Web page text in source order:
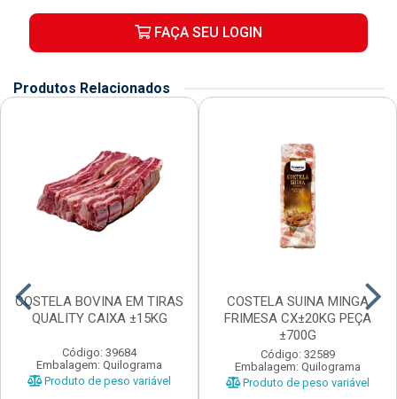
FAÇA SEU LOGIN
Produtos Relacionados
COSTELA BOVINA EM TIRAS
QUALITY CAIXA ±15KG
Código: 39684
Embalagem: Quilograma
Produto de peso variável
COSTELA SUINA MINGA
FRIMESA CX±20KG PEÇA
±700G
Código: 32589
Embalagem: Quilograma
Produto de peso variável